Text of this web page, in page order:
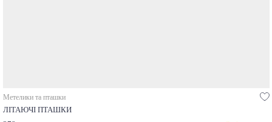
Метелики та пташки
ЛІТАЮЧІ ПТАШКИ